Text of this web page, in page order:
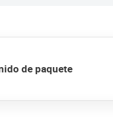
de paquete